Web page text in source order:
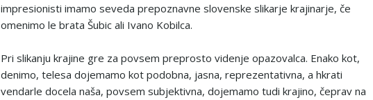
impresionisti imamo seveda prepoznavne slovenske slikarje krajinarje, če
omenimo le brata Šubic ali Ivano Kobilca.
Pri slikanju krajine gre za povsem preprosto videnje opazovalca. Enako kot,
denimo, telesa dojemamo kot podobna, jasna, reprezentativna, a hkrati
vendarle docela naša, povsem subjektivna, dojemamo tudi krajino, čeprav na